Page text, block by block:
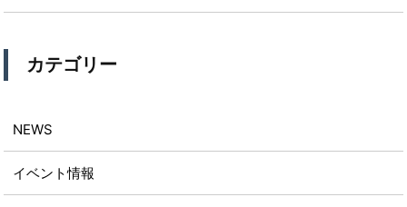
カテゴリー
NEWS
イベント情報